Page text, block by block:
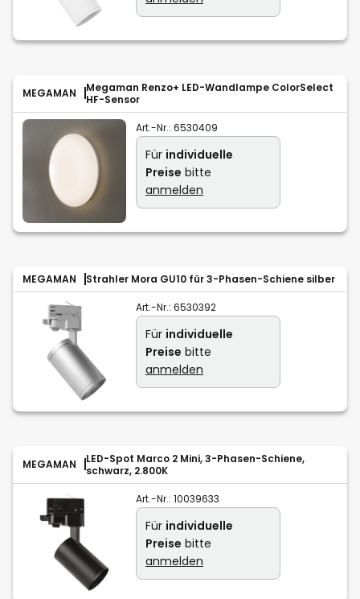
MEGAMAN
Megaman Renzo+ LED-Wandlampe ColorSelect
HF-Sensor
Art.-Nr.: 6530409
Für individuelle
Preise bitte
anmelden
MEGAMAN Strahler Mora GU10 für 3-Phasen-Schiene silber
Art.-Nr.: 6530392
Für individuelle
Preise bitte
anmelden
MEGAMAN
LED-Spot Marco 2 Mini, 3-Phasen-Schiene,
schwarz, 2.800K
Art.-Nr.: 10039633
Für individuelle
Preise bitte
anmelden